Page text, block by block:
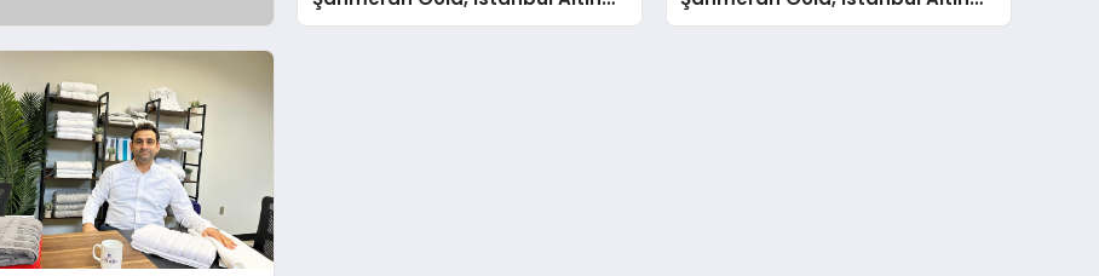
Fuarı’nda Sektöre Damga Vurdu
Fuarı’nda Sektöre Damga Vurdu